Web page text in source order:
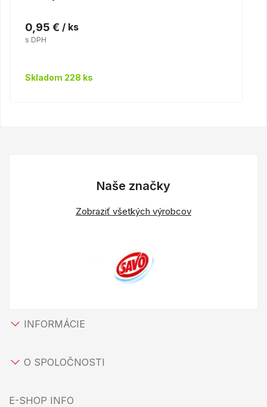
0,95 € / ks
s DPH
Skladom 228 ks
Naše značky
Zobraziť všetkých výrobcov
INFORMÁCIE
O SPOLOČNOSTI
E-SHOP INFO